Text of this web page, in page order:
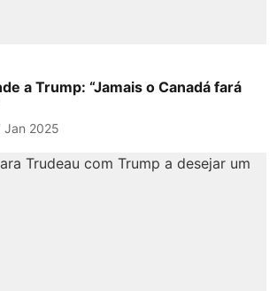
a Trump: “Jamais o Canadá fará
Jan 2025